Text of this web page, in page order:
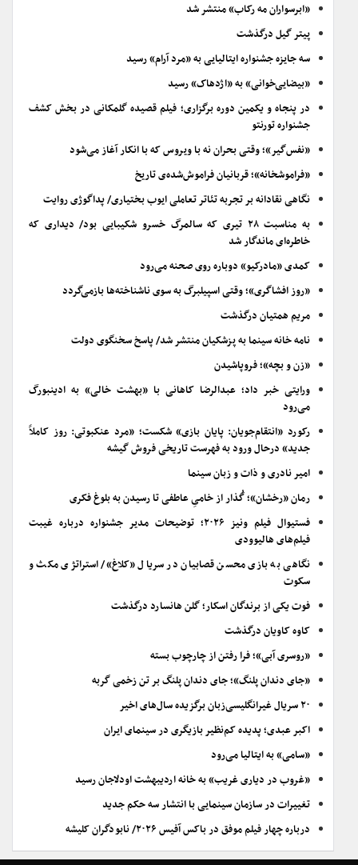
«ابرسواران مه رکاب» منتشر شد
پیتر گیل درگذشت
سه جایزه جشنواره ایتالیایی به «مرد آرام» رسید
«بیضایی‌خوانی» به «اژدهاک» رسید
در پنجاه و یکمین دوره برگزاری؛ فیلم قصیده گلمکانی در بخش کشف
جشنواره تورنتو
«نفس‌گیر»؛ وقتی بحران نه با ویروس که با انکار آغاز می‌شود
«فراموشخانه»؛ قربانیان فراموش‌شده‌ی تاریخ
نگاهی نقادانه بر تجربه تئاتر تعاملی ایوب بختیاری/ پداگوژی روایت
به مناسبت ۲۸ تیری که سالمرگ خسرو شکیبایی بود/ دیداری که
خاطره‌ای ماندگار شد
کمدی «مادرکیو» دوباره روی صحنه می‌رود
«روز افشاگری»؛ وقتی اسپیلبرگ به سوی ناشناخته‌ها بازمی‌گردد
مریم همتیان درگذشت
نامه خانه سینما به پزشکیان منتشر شد/ پاسخ سخنگوی دولت
«زن و بچه»؛ فروپاشیدن
ورایتی خبر داد؛ عبدالرضا کاهانی با «بهشت خالی» به ادینبورگ
می‌رود
رکورد «انتقام‌جویان: پایان بازی» شکست؛ «مرد عنکبوتی: روز کاملاً
جدید» درحال ورود به فهرست تاریخی فروش گیشه
امیر نادری و ذات و زبان سینما
رمان «رخشان»؛ گُذار از خامیِ عاطفی تا رسیدن به بلوغ فکری
فستیوال فیلم ونیز ۲۰۲۶؛ توضیحات مدیر جشنواره درباره غیبت
فیلم‌های هالیوودی
نگاهی به بازی محسن قصابیان در سریال «کلاغ»/ استراتژی مکث و
سکوت
فوت یکی از برندگان اسکار؛ گلن هانسارد درگذشت
کاوه کاویان درگذشت
«روسری آبی»؛ فرا رفتن از چارچوب بسته
«جای دندان پلنگ»؛ جای دندان پلنگ بر تن زخمی گربه
۲۰ سریال غیرانگلیسی‌زبان برگزیده سال‌های اخیر
اکبر عبدی؛ پدیده کم‌نظیر بازیگری در سینمای ایران
«سامی» به ایتالیا می‌رود
«غروب در دیاری غریب» به خانه اردیبهشت اودلاجان رسید
تغییرات در سازمان سینمایی با انتشار سه حکم جدید
درباره چهار فیلم موفق در باکس آفیس ۲۰۲۶/ نابودگران کلیشه